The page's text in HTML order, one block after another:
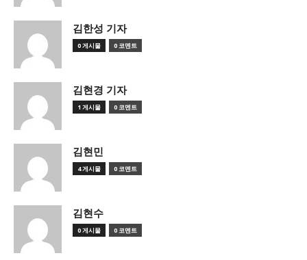
김한성 기자
0 게시물 0 코멘트
김현경 기자
1 게시물 0 코멘트
김현민
4 게시물 0 코멘트
김현수
0 게시물 0 코멘트